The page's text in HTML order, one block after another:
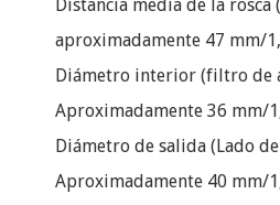
Distancia media de la rosca
aproximadamente 47 mm/
Diámetro interior (filtro de
Aproximadamente 36 mm/
Diámetro de salida (Lado
Aproximadamente 40 mm/